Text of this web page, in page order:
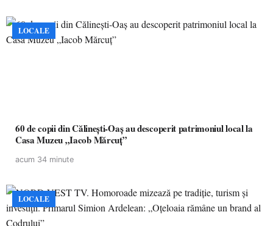
LOCALE
60 de copii din Călinești-Oaș au descoperit patrimoniul local la
Casa Muzeu „Iacob Mărcuț”
acum 34 minute
LOCALE